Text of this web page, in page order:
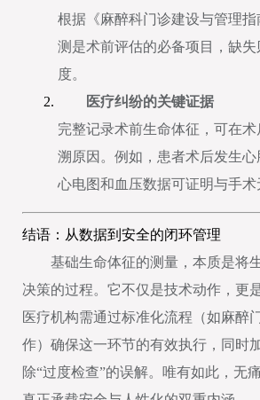
根据《麻醉科门诊建设与管理
测是术前评估的必备项目，缺失
度。
医疗纠纷的关键证据
完整记录术前生命体征，可在
溯原因。例如，患者术后发生
心电图和血压数据可证明与手术
结语：从数据到安全的闭环管理
基础生命体征的测量，本质是将
决策的过程。它不仅是技术动作，更
医疗机构需通过标准化流程（如麻醉
作）确保这一环节的有效执行，同时
除“过度检查”的误解。唯有如此，无